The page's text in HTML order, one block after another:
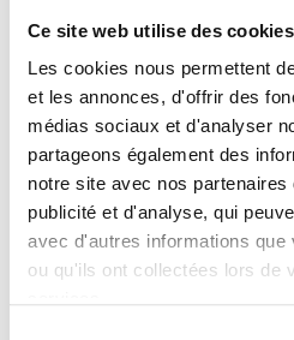
Ce site web utilise des
Les cookies nous permettent
et les annonces, d'offrir des
médias sociaux et d'analyser
partageons également des
notre site avec nos
publicité et d'analyse, qui
avec d'autres informations que
ou qu'ils ont collectées lors de